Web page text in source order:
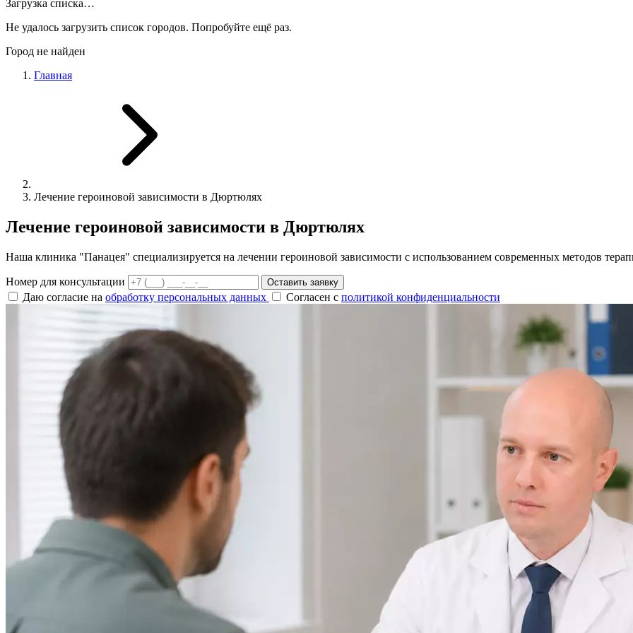
Загрузка списка…
Не удалось загрузить список городов. Попробуйте ещё раз.
Город не найден
Главная
Лечение героиновой зависимости в Дюртюлях
Лечение героиновой зависимости в Дюртюлях
Наша клиника "Панацея" специализируется на лечении героиновой зависимости с использованием современных методов
Номер для консультации Оставить заявку
Даю согласие на обработку персональных данных Согласен с политикой конфиденциальности